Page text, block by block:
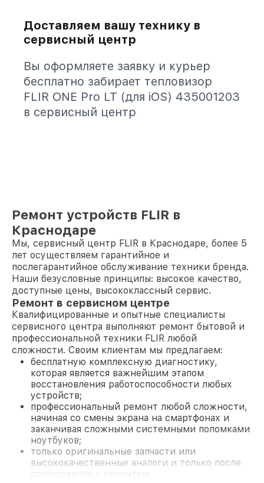
Доставляем вашу технику в
сервисный центр
Вы оформляете заявку и курьер
бесплатно забирает тепловизор
FLIR ONE Pro LT (для iOS) 435001203
в сервисный центр
Ремонт устройств FLIR в
Краснодаре
Мы, сервисный центр FLIR в Краснодаре, более 5
лет осуществляем гарантийное и
послегарантийное обслуживание техники бренда.
Наши безусловные принципы: высокое качество,
доступные цены, высококлассный сервис.
Ремонт в сервисном центре
Квалифицированные и опытные специалисты
сервисного центра выполняют ремонт бытовой и
профессиональной техники FLIR любой
сложности. Своим клиентам мы предлагаем:
бесплатную комплексную диагностику,
которая является важнейшим этапом
восстановления работоспособности любых
устройств;
профессиональный ремонт любой сложности,
начиная со смены экрана на смартфонах и
заканчивая сложными системными поломками
ноутбуков;
только оригинальные запчасти или
высококачественные аналоги и только после
согласования с клиентом.